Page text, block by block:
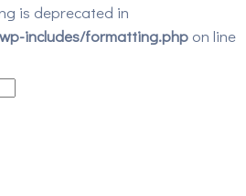
is deprecated in
includes/formatting.php on line